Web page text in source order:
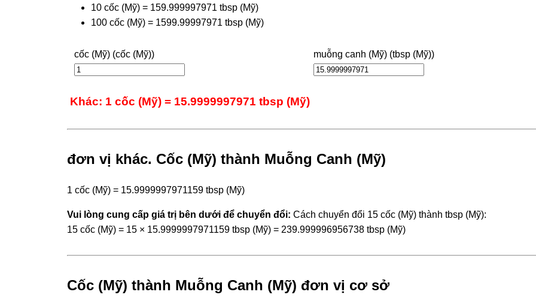
10 cốc (Mỹ) = 159.999997971 tbsp (Mỹ)
100 cốc (Mỹ) = 1599.99997971 tbsp (Mỹ)
cốc (Mỹ) (cốc (Mỹ)) muỗng canh (Mỹ) (tbsp (Mỹ))
Khác: 1 cốc (Mỹ) = 15.9999997971 tbsp (Mỹ)
đơn vị khác. Cốc (Mỹ) thành Muỗng Canh (Mỹ)
1 cốc (Mỹ) = 15.9999997971159 tbsp (Mỹ)
Vui lòng cung cấp giá trị bên dưới để chuyển đổi: Cách chuyển đổi 15 cốc (Mỹ) thành tbsp (Mỹ):
15 cốc (Mỹ) = 15 × 15.9999997971159 tbsp (Mỹ) = 239.999996956738 tbsp (Mỹ)
Cốc (Mỹ) thành Muỗng Canh (Mỹ) đơn vị cơ sở